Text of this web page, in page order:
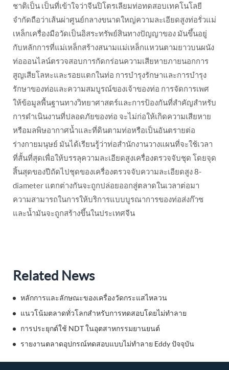
ชาติเป็น เป็นที่เข้าใจว่าจีนปิโตรเลียมท่อทดสอบเทคโนโลยี
จำกัดถือว่าเส้นผ่าศูนย์กลางขนาดใหญ่ความละเอียดสูงท่อรั่วแม่
เหล็กเครื่องมือวัดเป็นอิสระทรัพย์สินทางปัญญาของ มันขึ้นอยู่
กับหลักการที่แม่เหล็กสร้างสนามแม่เหล็กแหวนตามยาวบนผนัง
ท่อออนไลน์ตรวจสอบการกัดกร่อนความเสียหายภายนอกการ
สูญเสียโลหะและรอยแตกในท่อ การบำรุงรักษาและการบำรุง
รักษาของท่อและความสมบูรณ์ของเจ้าของท่อ การจัดการเพศ
ให้ข้อมูลพื้นฐานทางวิทยาศาสตร์และการป้องกันที่สำคัญสำหรับ
การดำเนินงานที่ปลอดภัยของท่อ จะไม่ก่อให้เกิดความเสียหาย
หรือมลพิษอากาศน้ำและที่ดินตามท่อหรือเป็นอันตรายต่อ
ร่างกายมนุษย์ มันได้เรียนรู้ว่าท่อสำนักงานวางแผนที่จะใช้เวลา
ที่สั้นที่สุดเพื่อให้บรรลุความละเอียดสูงเครื่องตรวจจับชุด โดยจุด
สิ้นสุดของปีถัดไปชุดของเครื่องตรวจจับความละเอียดสูง 8-
diameter แตกต่างกันจะถูกปล่อยออกสู่ตลาดในเวลาต่อมา
ความสามารถในการให้บริการแบบบูรณาการของท่อส่งก๊าซ
และน้ำมันจะถูกสร้างขึ้นในประเทศจีน
Related News
หลักการและลักษณะของเครื่องวัดกระแสไหลวน
แนวโน้มตลาดทั่วโลกสำหรับการทดสอบโดยไม่ทำลาย
การประยุกต์ใช้ NDT ในอุตสาหกรรมยานยนต์
รายงานตลาดอุปกรณ์ทดสอบแบบไม่ทำลาย Eddy ปัจจุบัน